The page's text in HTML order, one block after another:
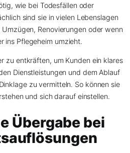
wie bei Todesfällen oder
sind sie in vielen Lebenslagen
Renovierungen oder wenn
ins Pflegeheim umzieht.
zu entkräften, um Kunden ein klares
Dienstleistungen und dem Ablauf
zu vermitteln. So können sie
und sich darauf einstellen.
Übergabe bei